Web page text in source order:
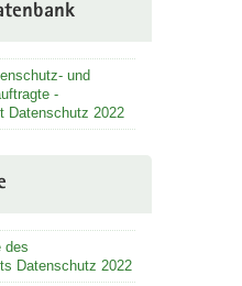
und
-
Datenschutz 2022
des
Datenschutz 2022